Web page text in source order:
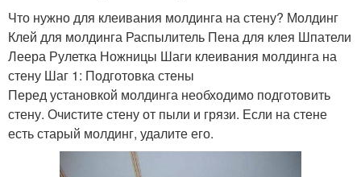
Что нужно для клеивания молдинга на стену? Молдинг
Клей для молдинга Распылитель Пена для клея Шпатели
Леера Рулетка Ножницы Шаги клеивания молдинга на
стену Шаг 1: Подготовка стены
Перед установкой молдинга необходимо подготовить
стену. Очистите стену от пыли и грязи. Если на стене
есть старый молдинг, удалите его.